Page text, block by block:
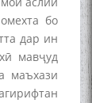
бо
дар ин
мавҷуд
маъхази